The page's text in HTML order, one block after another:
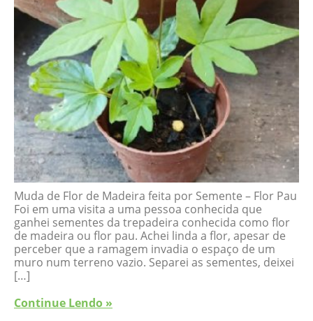
Muda de Flor de Madeira feita por Semente – Flor Pau
Foi em uma visita a uma pessoa conhecida que
ganhei sementes da trepadeira conhecida como flor
de madeira ou flor pau. Achei linda a flor, apesar de
perceber que a ramagem invadia o espaço de um
muro num terreno vazio. Separei as sementes, deixei
[…]
Continue Lendo »